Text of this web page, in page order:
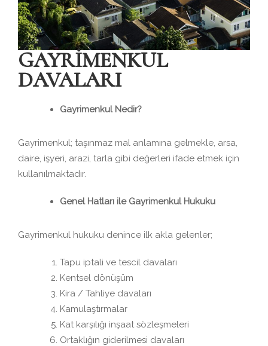
GAYRİMENKUL
DAVALARI
Gayrimenkul Nedir?
Gayrimenkul; taşınmaz mal anlamına gelmekle, arsa,
daire, işyeri, arazi, tarla gibi değerleri ifade etmek için
kullanılmaktadır.
Genel Hatları ile Gayrimenkul Hukuku
Gayrimenkul hukuku denince ilk akla gelenler;
Tapu iptali ve tescil davaları
Kentsel dönüşüm
Kira / Tahliye davaları
Kamulaştırmalar
Kat karşılığı inşaat sözleşmeleri
Ortaklığın giderilmesi davaları